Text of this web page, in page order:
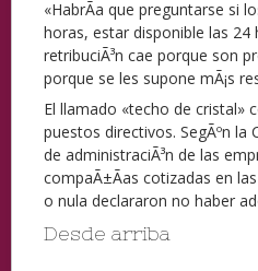
«HabrÃ­a que preguntarse si
horas, estar disponible las 24
retribuciÃ³n cae porque son
porque se les supone mÃ¡s
El llamado «techo de cristal»
puestos directivos. SegÃºn
de administraciÃ³n de las
compaÃ±Ã­as cotizadas en
o nula declararon no haber
Desde arriba